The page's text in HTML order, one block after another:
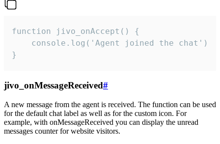
function jivo_onAccept() {
}
jivo_onMessageReceived#
A new message from the agent is received. The function can be used
for the default chat label as well as for the custom icon. For
example, with onMessageReceived you can display the unread
messages counter for website visitors.